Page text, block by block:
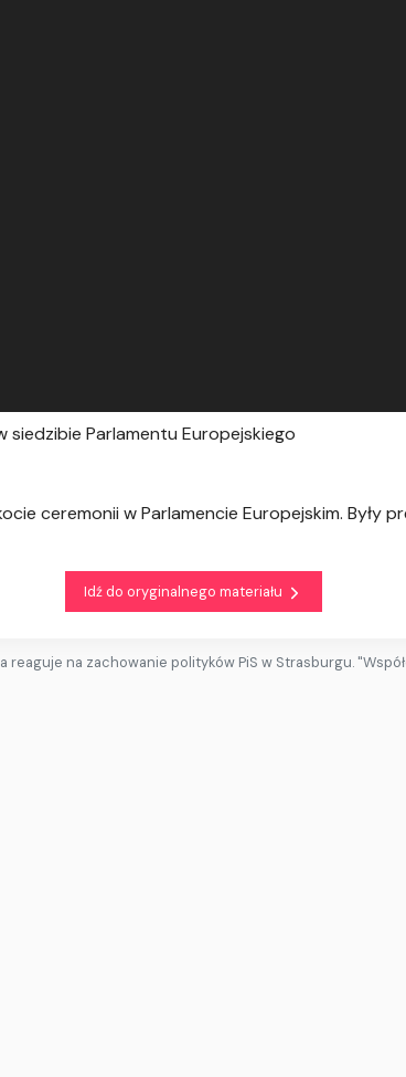
siedzibie Parlamentu Europejskiego
ceremonii w Parlamencie Europejskim. Były
Idź do oryginalnego materiału
reaguje na zachowanie polityków PiS w Strasburgu.